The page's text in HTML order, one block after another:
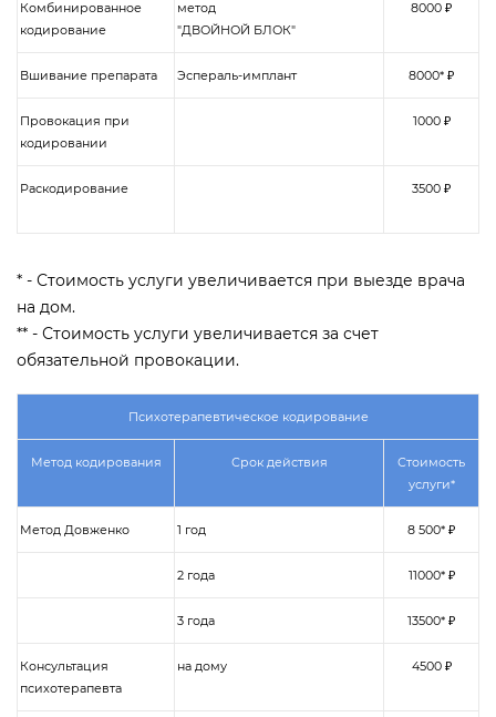
Комбинированное
кодирование
метод
"ДВОЙНОЙ БЛОК"
8000 ₽
Вшивание препарата Эспераль-имплант 8000* ₽
Провокация при
кодировании
1000 ₽
Раскодирование 3500 ₽
* - Стоимость услуги увеличивается при выезде врача
на дом.
** - Стоимость услуги увеличивается за счет
обязательной провокации.
Психотерапевтическое кодирование
Метод кодирования Срок действия
Стоимость
услуги*
Метод Довженко 1 год 8 500* ₽
2 года 11000* ₽
3 года 13500* ₽
Консультация
психотерапевта
на дому 4500 ₽